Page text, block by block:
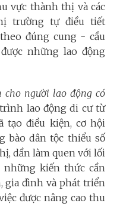
vực thành thị và các
trường tự điều tiết
đúng cung - cầu
những lao động
cho người lao động có
trình lao động di cư từ
điều kiện, cơ hội
bào dân tộc thiểu số
dần làm quen với lối
kiến thức cần
gia đình và phát triển
được nâng cao thu